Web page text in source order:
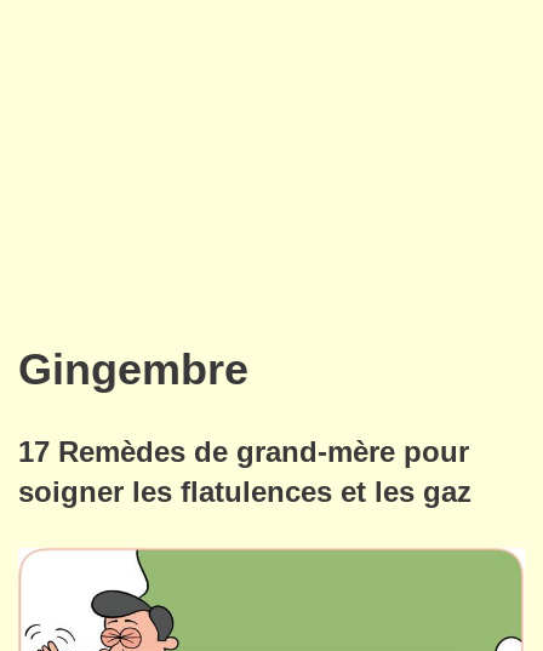
Gingembre
17 Remèdes de grand-mère pour
soigner les flatulences et les gaz